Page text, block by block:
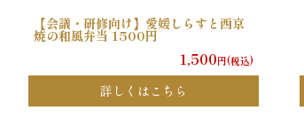
【会議・研修向け】愛媛しらすと西京
焼の和風弁当 1500円
1,500円(税込)
詳しくはこちら